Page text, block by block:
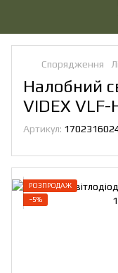
Спорядження
Налобний
VIDEX
Артикул:
РОЗПРОДАЖ
−5%